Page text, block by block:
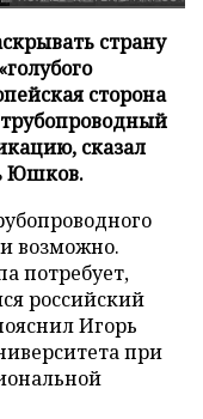
страну
сторона
сказал
Юшков.
возможно.
потребует,
российский
Игорь
при